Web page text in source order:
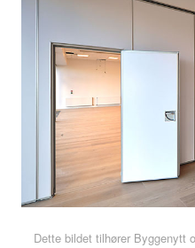
Dette bildet tilhører Byggenytt